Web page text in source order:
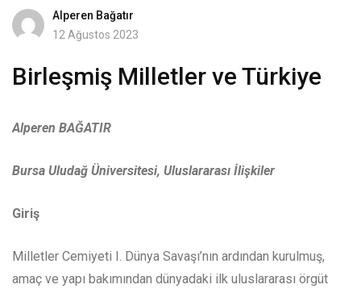
Alperen Bağatır
12 Ağustos 2023
Birleşmiş Milletler ve Türkiye
Alperen BAĞATIR
Bursa Uludağ Üniversitesi, Uluslararası İlişkiler
Giriş
Milletler Cemiyeti I. Dünya Savaşı’nın ardından kurulmuş,
amaç ve yapı bakımından dünyadaki ilk uluslararası örgüt